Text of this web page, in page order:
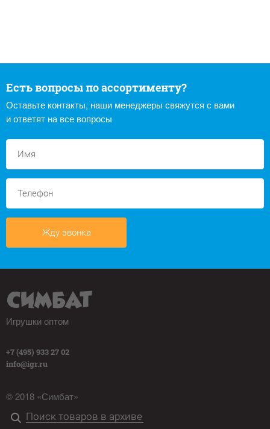
Есть вопросы по ассортименту?
Оставьте контакты, наши менеджеры свяжутся с вами
и ответят на все вопросы
Жду звонка
Игрушки оптом
+7 (495) 933 27 02
info@igr.ru
© 2018 «Симбат»